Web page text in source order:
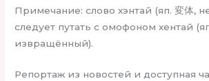
Примечание: слово хэнтай (яп. 変体,
следует путать с омофоном хентай
извращённый).
Репортаж из новостей и доступная